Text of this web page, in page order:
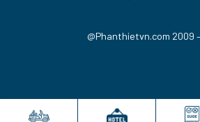
@Phanthietvn.com 2009